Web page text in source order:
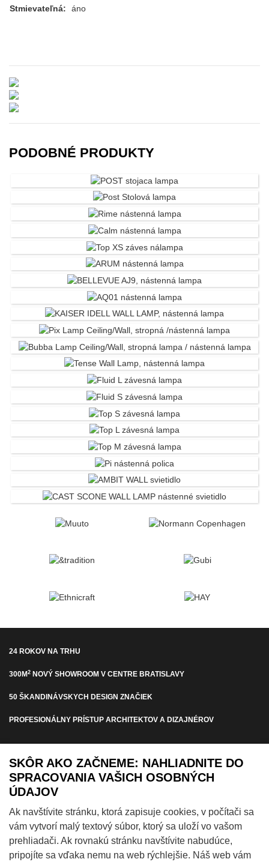
Stmievateľná:
áno
PODOBNÉ PRODUKTY
24 ROKOV NA TRHU
300M 2 NOVÝ SHOWROOM V CENTRE BRATISLAVY
50 ŠKANDINÁVSKYCH DESIGN ZNAČIEK
PROFESIONÁLNY PRÍSTUP ARCHITEKTOV A DIZAJNÉROV
PRIHLÁSTE SA NA ODBER NOVINIEK
A dostanete 1x mesačne všetky novinky v predstihu
HOTLINE +421 918 889 886
SKÔR AKO ZAČNEME: NAHLIADNITE DO
SPRACOVANIA VAŠICH OSOBNÝCH
ÚDAJOV
Ak navštívite stránku, ktorá zapisuje cookies, v počítači sa
vám vytvorí malý textový súbor, ktorý sa uloží vo vašom
prehliadači. Ak rovnakú stránku navštívite nabudúce,
pripojíte sa vďaka nemu na web rýchlejšie. Náš web vám